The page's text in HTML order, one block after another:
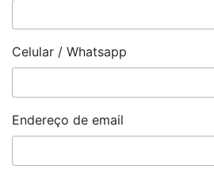
Celular / Whatsapp
Endereço de email